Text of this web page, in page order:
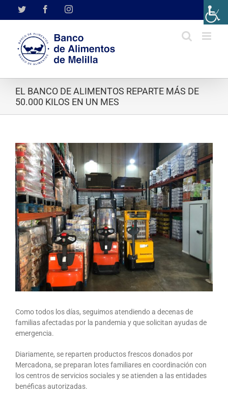
Twitter FacebookInstagram
EL BANCO DE ALIMENTOS REPARTE MÁS DE
50.000 KILOS EN UN MES
Ver
imagen
más
grande
Como todos los días, seguimos atendiendo a decenas de
familias afectadas por la pandemia y que solicitan ayudas de
emergencia.
Diariamente, se reparten productos frescos donados por
Mercadona, se preparan lotes familiares en coordinación con
los centros de servicios sociales y se atienden a las entidades
benéficas autorizadas.